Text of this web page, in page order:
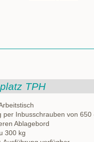
TPH
per Inbusschrauben von 650
Ablagebord
300 kg